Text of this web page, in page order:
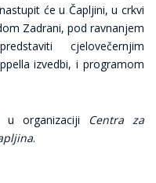
će u Čapljini, u crkvi
Zadrani, pod ravnanjem
cjelovečernjim
izvedbi, i programom
u organizaciji Centra za
.